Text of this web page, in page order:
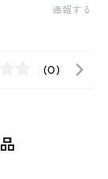
通報する
(0)